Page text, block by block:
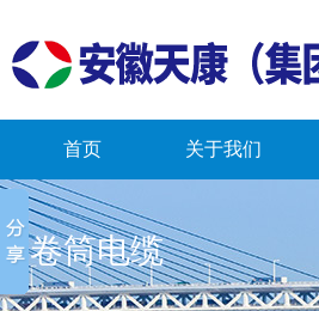
首页 关于我们
卷筒电缆